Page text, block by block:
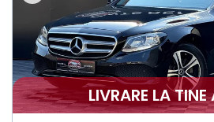
LIVRARE LA